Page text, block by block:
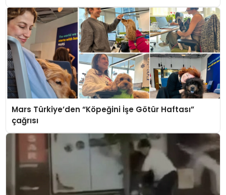
Mars Türkiye’den “Köpeğini İşe Götür Haftası”
çağrısı